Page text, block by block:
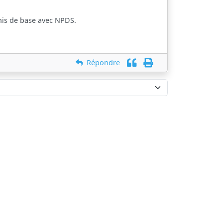
de base avec NPDS.
Répondre